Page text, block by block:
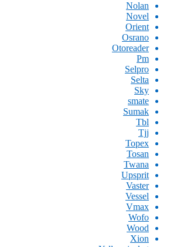
Nolan
Novel
Orient
Osrano
Otoreader
Pm
Selpro
Selta
Sky
smate
Sumak
Tbl
Tjj
Topex
Tosan
Twana
Upsprit
Vaster
Vessel
Vmax
Wofo
Wood
Xion